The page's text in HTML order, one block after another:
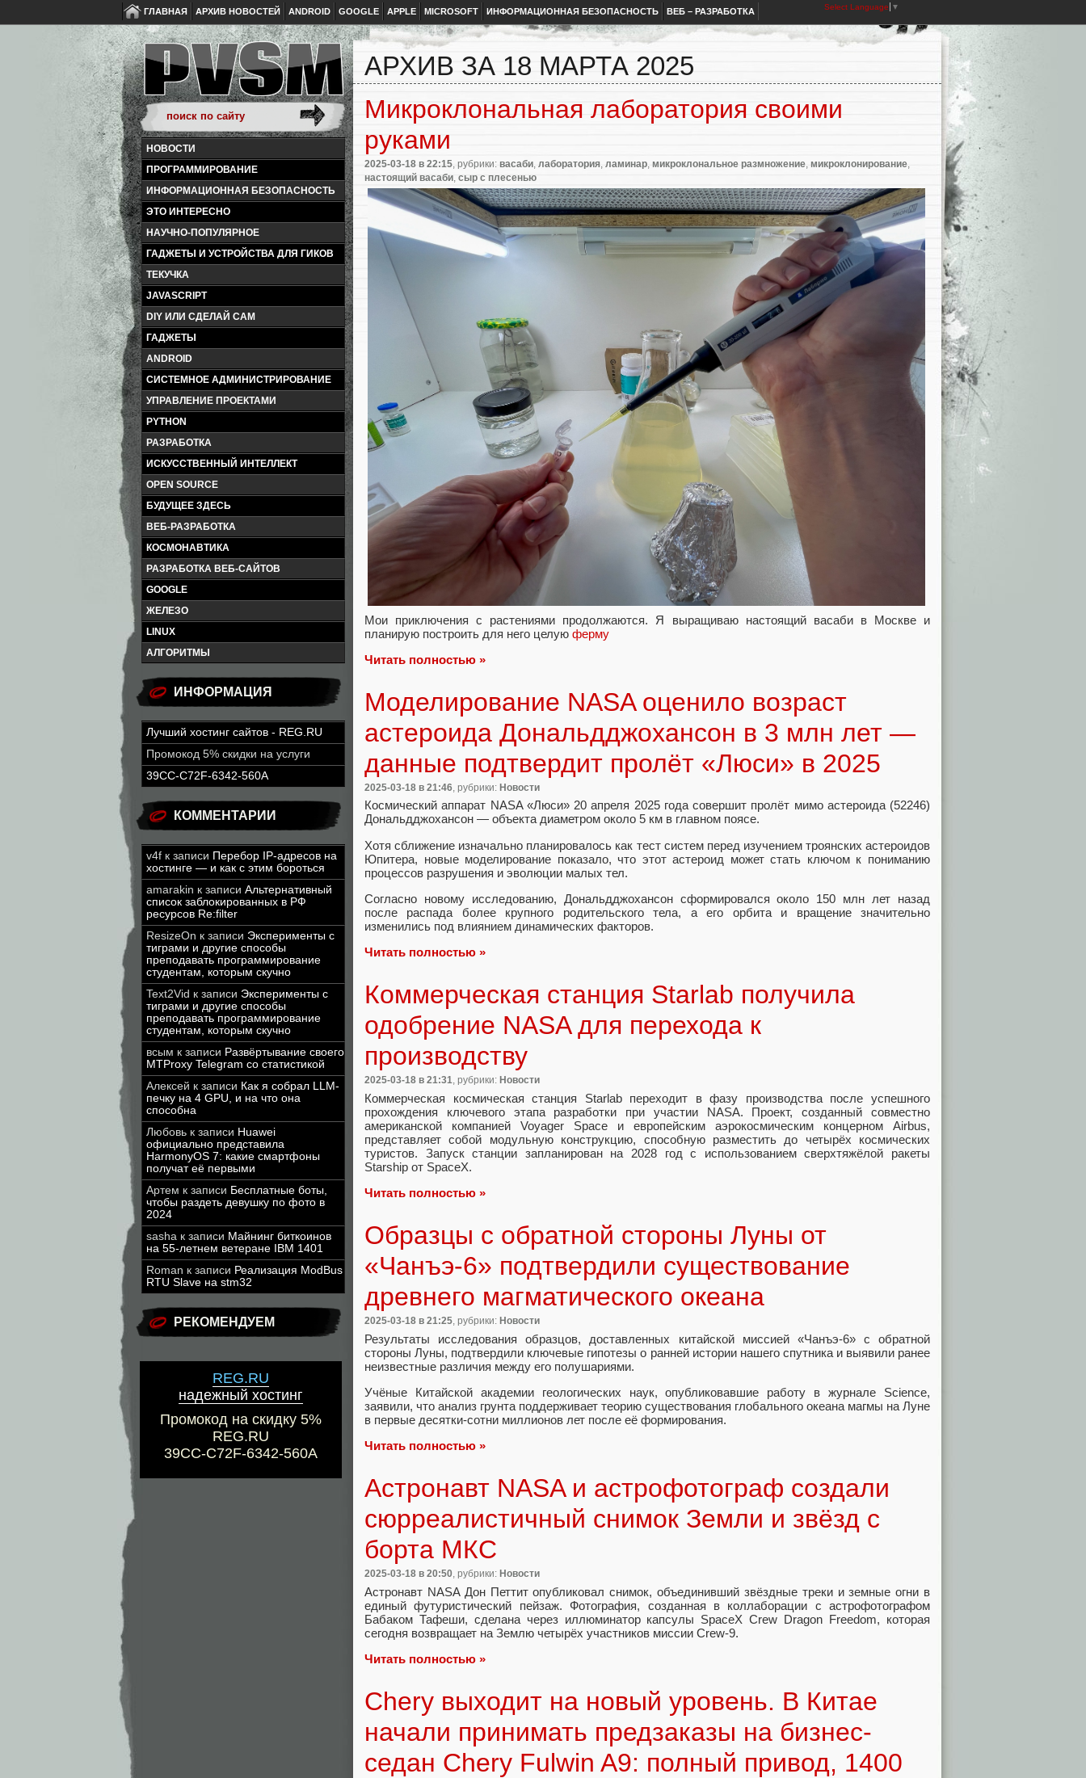
ГЛАВНАЯ АРХИВ НОВОСТЕЙ ANDROID GOOGLE APPLE MICROSOFT ИНФОРМАЦИОННАЯ БЕЗОПАСНОСТЬ ВЕБ – РАЗРАБОТКА Select Language ▼
НОВОСТИ
ПРОГРАММИРОВАНИЕ
ИНФОРМАЦИОННАЯ БЕЗОПАСНОСТЬ
ЭТО ИНТЕРЕСНО
НАУЧНО-ПОПУЛЯРНОЕ
ГАДЖЕТЫ И УСТРОЙСТВА ДЛЯ ГИКОВ
ТЕКУЧКА
JAVASCRIPT
DIY ИЛИ СДЕЛАЙ САМ
ГАДЖЕТЫ
ANDROID
СИСТЕМНОЕ АДМИНИСТРИРОВАНИЕ
УПРАВЛЕНИЕ ПРОЕКТАМИ
PYTHON
РАЗРАБОТКА
ИСКУССТВЕННЫЙ ИНТЕЛЛЕКТ
OPEN SOURCE
БУДУЩЕЕ ЗДЕСЬ
ВЕБ-РАЗРАБОТКА
КОСМОНАВТИКА
РАЗРАБОТКА ВЕБ-САЙТОВ
GOOGLE
ЖЕЛЕЗО
LINUX
АЛГОРИТМЫ
ИНФОРМАЦИЯ
Лучший хостинг сайтов - REG.RU
Промокод 5% скидки на услуги
39CC-C72F-6342-560A
КОММЕНТАРИИ
v4f к записи Перебор IP-адресов на
хостинге — и как с этим бороться
amarakin к записи Альтернативный
список заблокированных в РФ
ресурсов Re:filter
ResizeOn к записи Эксперименты с
тиграми и другие способы
преподавать программирование
студентам, которым скучно
Text2Vid к записи Эксперименты с
тиграми и другие способы
преподавать программирование
студентам, которым скучно
всым к записи Развёртывание своего
MTProxy Telegram со статистикой
Алексей к записи Как я собрал LLM-
печку на 4 GPU, и на что она
способна
Любовь к записи Huawei
официально представила
HarmonyOS 7: какие смартфоны
получат её первыми
Артем к записи Бесплатные боты,
чтобы раздеть девушку по фото в
2024
sasha к записи Майнинг биткоинов
на 55-летнем ветеране IBM 1401
Roman к записи Реализация ModBus
RTU Slave на stm32
РЕКОМЕНДУЕМ
REG.RU
надежный хостинг
Промокод на скидку 5%
REG.RU
39CC-C72F-6342-560A
АРХИВ ЗА 18 МАРТА 2025
Микроклональная лаборатория своими
руками
2025-03-18 в 22:15, рубрики: васаби, лаборатория, ламинар, микроклональное размножение, микроклонирование,
настоящий васаби, сыр с плесенью
Мои приключения с растениями продолжаются. Я выращиваю настоящий васаби в Москве и
планирую построить для него целую ферму
Читать полностью »
Моделирование NASA оценило возраст
астероида Дональдджохансон в 3 млн лет —
данные подтвердит пролёт «Люси» в 2025
2025-03-18 в 21:46 , рубрики: Новости
Космический аппарат NASA «Люси» 20 апреля 2025 года совершит пролёт мимо астероида (52246)
Дональдджохансон — объекта диаметром около 5 км в главном поясе.
Хотя сближение изначально планировалось как тест систем перед изучением троянских астероидов
Юпитера, новые моделирование показало, что этот астероид может стать ключом к пониманию
процессов разрушения и эволюции малых тел.
Согласно новому исследованию, Дональдджохансон сформировался около 150 млн лет назад
после распада более крупного родительского тела, а его орбита и вращение значительно
изменились под влиянием динамических факторов.
Читать полностью »
Коммерческая станция Starlab получила
одобрение NASA для перехода к
производству
2025-03-18 в 21:31, рубрики: Новости
Коммерческая космическая станция Starlab переходит в фазу производства после успешного
прохождения ключевого этапа разработки при участии NASA. Проект, созданный совместно
американской компанией Voyager Space и европейским аэрокосмическим концерном Airbus,
представляет собой модульную конструкцию, способную разместить до четырёх космических
туристов. Запуск станции запланирован на 2028 год с использованием сверхтяжёлой ракеты
Starship от SpaceX.
Читать полностью »
Образцы с обратной стороны Луны от
«Чанъэ-6» подтвердили существование
древнего магматического океана
2025-03-18 в 21:25, рубрики: Новости
Результаты исследования образцов, доставленных китайской миссией «Чанъэ-6» с обратной
стороны Луны, подтвердили ключевые гипотезы о ранней истории нашего спутника и выявили ранее
неизвестные различия между его полушариями.
Учёные Китайской академии геологических наук, опубликовавшие работу в журнале Science,
заявили, что анализ грунта поддерживает теорию существования глобального океана магмы на Луне
в первые десятки-сотни миллионов лет после её формирования.
Читать полностью »
Астронавт NASA и астрофотограф создали
сюрреалистичный снимок Земли и звёзд с
борта МКС
2025-03-18 в 20:50, рубрики: Новости
Астронавт NASA Дон Петтит опубликовал снимок, объединивший звёздные треки и земные огни в
единый футуристический пейзаж. Фотография, созданная в коллаборации с астрофотографом
Бабаком Тафеши, сделана через иллюминатор капсулы SpaceX Crew Dragon Freedom, которая
сегодня возвращает на Землю четырёх участников миссии Crew-9.
Читать полностью »
Chery выходит на новый уровень. В Китае
начали принимать предзаказы на бизнес-
седан Chery Fulwin A9: полный привод, 1400